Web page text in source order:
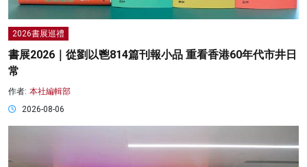
2026書展巡禮
書展2026｜從劉以鬯814篇刊報小品 重看香港60年代市井日
常
作者: 本社編輯部
2026-08-06